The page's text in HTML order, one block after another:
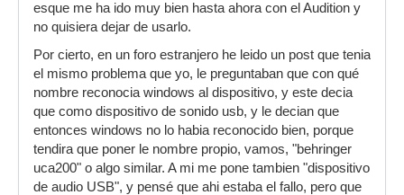
esque me ha ido muy bien hasta ahora con el Audition y
no quisiera dejar de usarlo.
Por cierto, en un foro estranjero he leido un post que tenia
el mismo problema que yo, le preguntaban que con qué
nombre reconocia windows al dispositivo, y este decia
que como dispositivo de sonido usb, y le decian que
entonces windows no lo habia reconocido bien, porque
tendira que poner le nombre propio, vamos, "behringer
uca200" o algo similar. A mi me pone tambien "dispositivo
de audio USB", y pensé que ahi estaba el fallo, pero que